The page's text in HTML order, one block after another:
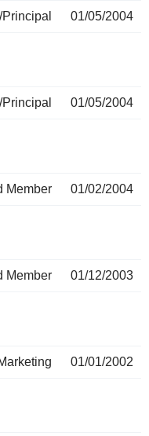
01/05/2004
01/05/2004
Member 01/02/2004
Member 01/12/2003
01/01/2002